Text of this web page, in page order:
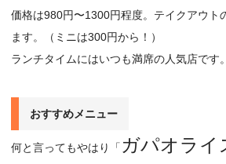
価格は980円〜1300円程度。テイクアウト
ます。（ミニは300円から！）
ランチタイムにはいつも満席の人気店です。
おすすめメニュー
何と言ってもやはり「 ガパオライ